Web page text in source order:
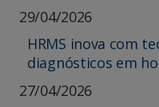
29/04/2026
HRMS inova com
diagnósticos em
27/04/2026